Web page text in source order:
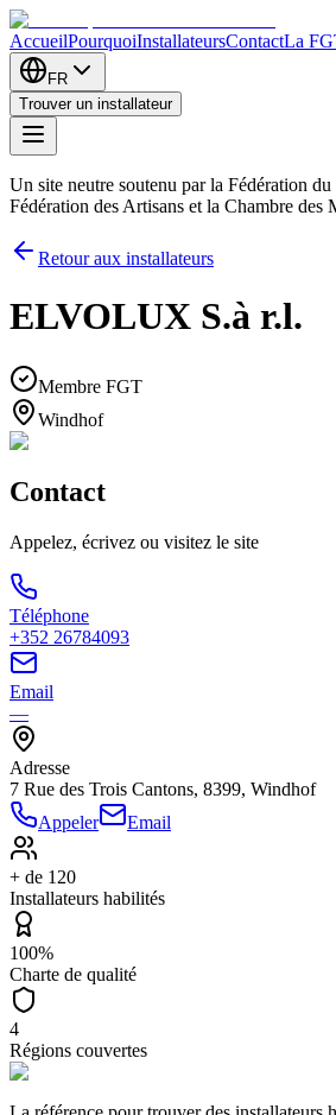
AccueilPourquoiInstallateursContactLa
FR
Trouver un installateur
Un site neutre soutenu par la Fédération
Fédération des Artisans et la Chambre des
Retour aux installateurs
ELVOLUX S.à r.l.
Membre FGT
Windhof
Contact
Appelez, écrivez ou visitez le site
Téléphone
+352 26784093
Email
—
Adresse
7 Rue des Trois Cantons, 8399, Windhof
Appeler
Email
+ de 120
Installateurs habilités
100%
Charte de qualité
4
Régions couvertes